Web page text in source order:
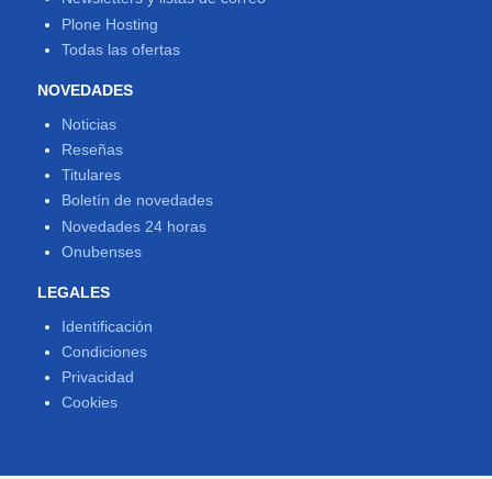
Plone Hosting
Todas las ofertas
NOVEDADES
Noticias
Reseñas
Titulares
Boletín de novedades
Novedades 24 horas
Onubenses
LEGALES
Identificación
Condiciones
Privacidad
Cookies